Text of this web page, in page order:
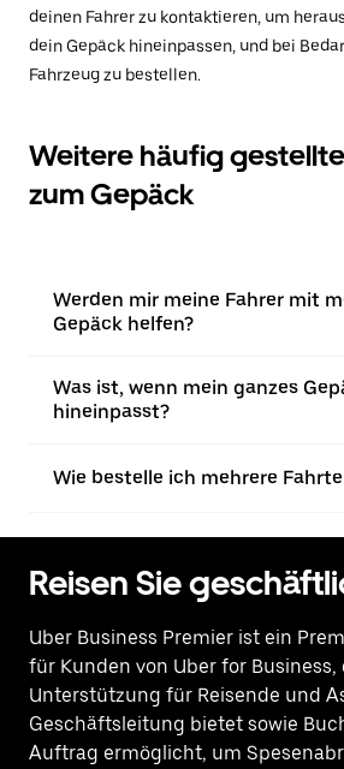
deinen Fahrer zu kontaktieren, um
dein Gepäck hineinpassen, und bei
Fahrzeug zu bestellen.
Weitere häufig
zum Gepäck
Werden mir meine Fahrer mit
Gepäck helfen?
Was ist, wenn mein ganzes
hineinpasst?
Wie bestelle ich mehrere
Reisen Sie
Uber Business Premier ist ein
für Kunden von Uber for Business,
Unterstützung für Reisende und
Geschäftsleitung bietet sowie
Auftrag ermöglicht, um